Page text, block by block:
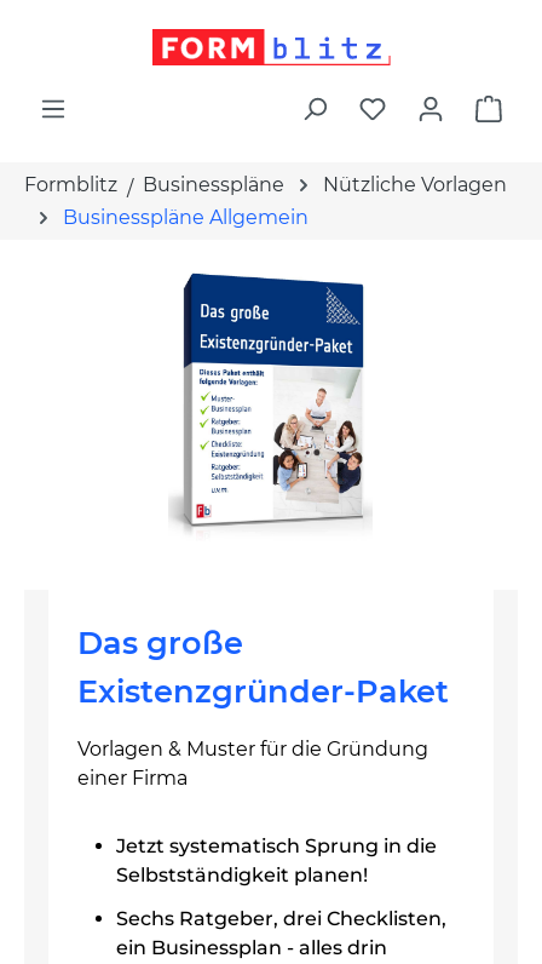
Formblitz Businesspläne
Nützliche Vorlagen
Businesspläne Allgemein
Das große
Existenzgründer-Paket
Vorlagen & Muster für die Gründung
einer Firma
Jetzt systematisch Sprung in die
Selbstständigkeit planen!
Sechs Ratgeber, drei Checklisten,
ein Businessplan - alles drin